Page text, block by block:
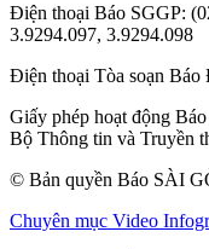
Điện thoại Báo SGGP:
3.9294.097, 3.9294.098
Điện thoại Tòa soạn Báo
Giấy phép hoạt động
Bộ Thông tin và Truyền
© Bản quyền Báo SÀI
Chuyên mục Video